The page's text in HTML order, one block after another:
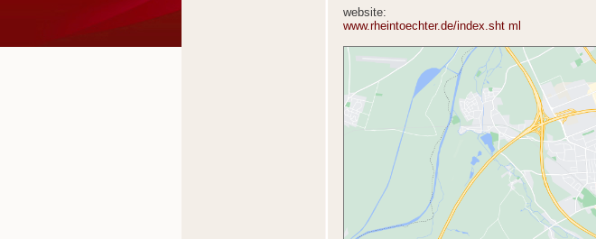
website:
www.rheintoechter.de/index.sht ml